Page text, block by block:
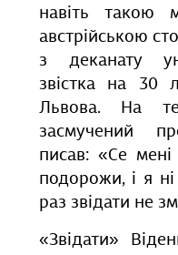
навіть такою
австрійською
з деканату
звістка на 30
Львова. На
засмучений
писав: «Се
подорожи, і я
раз звідати не
«Звідати»